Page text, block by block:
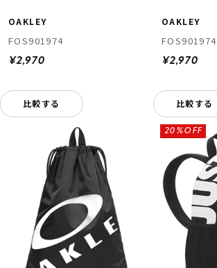
OAKLEY
FOS901974
¥2,970
比較する
OAKLEY
FOS901974
¥2,970
比較する
20%OFF